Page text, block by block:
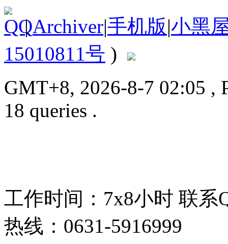
| Archiver|手机版|小黑
15010811号 )
GMT+8, 2026-8-7 02:05 ,
18 queries .
工作时间：7x8小时 联系
热线：0631-5916999